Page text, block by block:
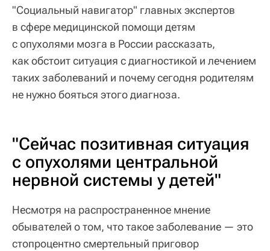
"Социальный навигатор" главных экспертов
в сфере медицинской помощи детям
с опухолями мозга в России рассказать,
как обстоит ситуация с диагностикой и лечением
таких заболеваний и почему сегодня родителям
не нужно бояться этого диагноза.
"Сейчас позитивная ситуация
с опухолями центральной
нервной системы у детей"
Несмотря на распространенное мнение
обывателей о том, что такое заболевание — это
стопроцентно смертельный приговор